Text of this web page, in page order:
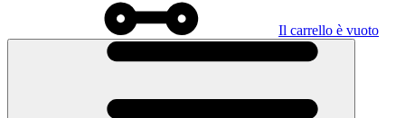
Il carrello è vuoto